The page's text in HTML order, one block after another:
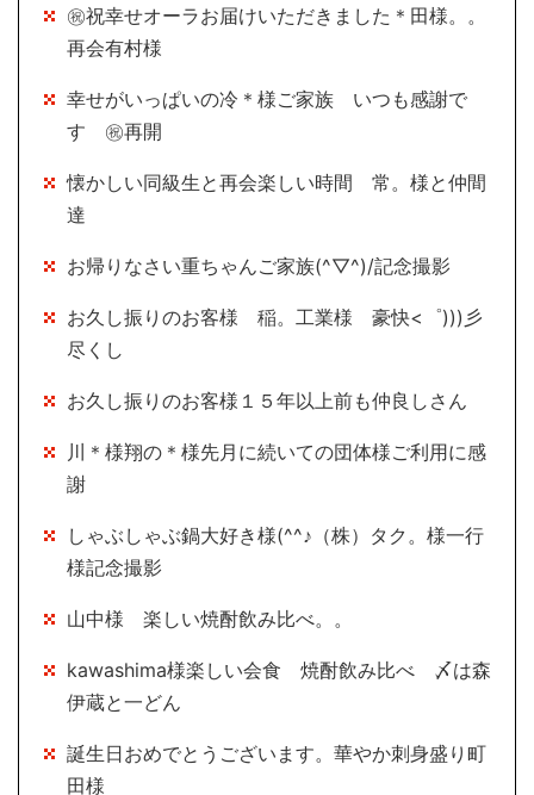
㊗祝幸せオーラお届けいただきました＊田様。。
再会有村様
幸せがいっぱいの冷＊様ご家族 いつも感謝で
す ㊗再開
懐かしい同級生と再会楽しい時間 常。様と仲間
達
お帰りなさい重ちゃんご家族(^▽^)/記念撮影
お久し振りのお客様 稲。工業様 豪快<゜)))彡
尽くし
お久し振りのお客様１５年以上前も仲良しさん
川＊様翔の＊様先月に続いての団体様ご利用に感
謝
しゃぶしゃぶ鍋大好き様(^^♪（株）タク。様一行
様記念撮影
山中様 楽しい焼酎飲み比べ。。
kawashima様楽しい会食 焼酎飲み比べ 〆は森
伊蔵と一どん
誕生日おめでとうございます。華やか刺身盛り町
田様